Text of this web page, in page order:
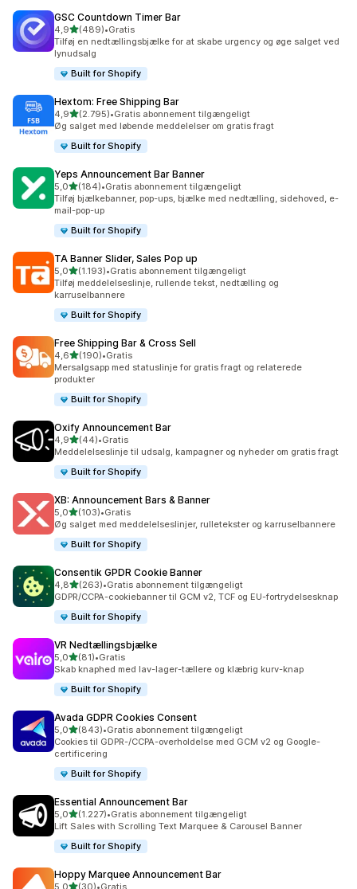
GSC Countdown Timer Bar
4,9ud af 5 stjerner
(489)
489 anmeldelser i alt
•Gratis
Tilføj en nedtællingsbjælke for at skabe urgency og øge salget ved
lynudsalg
Built for Shopify
Hextom: Free Shipping Bar
4,9ud af 5 stjerner
(2.795)
2795 anmeldelser i alt
•Gratis abonnement tilgængeligt
Øg salget med løbende meddelelser om gratis fragt
Built for Shopify
Yeps Announcement Bar Banner
5,0ud af 5 stjerner
(184)
184 anmeldelser i alt
•Gratis abonnement tilgængeligt
Tilføj bjælkebanner, pop-ups, bjælke med nedtælling, sidehoved, e-
mail-pop-up
Built for Shopify
TA Banner Slider, Sales Pop up
5,0ud af 5 stjerner
(1.193)
1193 anmeldelser i alt
•Gratis abonnement tilgængeligt
Tilføj meddelelseslinje, rullende tekst, nedtælling og
karruselbannere
Built for Shopify
Free Shipping Bar & Cross Sell
4,6ud af 5 stjerner
(190)
190 anmeldelser i alt
•Gratis
Mersalgsapp med statuslinje for gratis fragt og relaterede
produkter
Built for Shopify
Oxify Announcement Bar
4,9ud af 5 stjerner
(44)
44 anmeldelser i alt
•Gratis
Meddelelseslinje til udsalg, kampagner og nyheder om gratis fragt
Built for Shopify
XB: Announcement Bars & Banner
5,0ud af 5 stjerner
(103)
103 anmeldelser i alt
•Gratis
Øg salget med meddelelseslinjer, rulletekster og karruselbannere
Built for Shopify
Consentik GPDR Cookie Banner
4,8ud af 5 stjerner
(263)
263 anmeldelser i alt
•Gratis abonnement tilgængeligt
GDPR/CCPA-cookiebanner til GCM v2, TCF og EU-fortrydelsesknap
Built for Shopify
VR Nedtællingsbjælke
5,0ud af 5 stjerner
(81)
81 anmeldelser i alt
•Gratis
Skab knaphed med lav-lager-tællere og klæbrig kurv-knap
Built for Shopify
Avada GDPR Cookies Consent
5,0ud af 5 stjerner
(843)
843 anmeldelser i alt
•Gratis abonnement tilgængeligt
Cookies til GDPR-/CCPA-overholdelse med GCM v2 og Google-
certificering
Built for Shopify
Essential Announcement Bar
5,0ud af 5 stjerner
(1.227)
1227 anmeldelser i alt
•Gratis abonnement tilgængeligt
Lift Sales with Scrolling Text Marquee & Carousel Banner
Built for Shopify
Hoppy Marquee Announcement Bar
5,0ud af 5 stjerner
(30)•Gratis